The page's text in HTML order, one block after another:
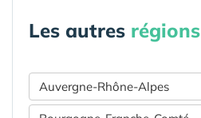
Les autres régions
Auvergne-Rhône-Alpes